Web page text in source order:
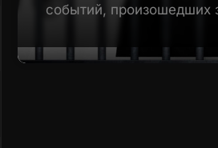
событий, произошедших